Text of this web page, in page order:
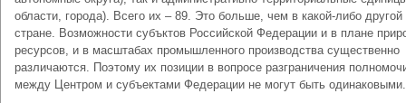
области, города). Всего их – 89. Это больше, чем в какой-либо другой
стране. Возможности субъктов Российской Федерации и в плане
ресурсов, и в масштабах промышленного производства существенно
различаются. Поэтому их позиции в вопросе разграничения
между Центром и субъектами Федерации не могут быть одинаковыми.